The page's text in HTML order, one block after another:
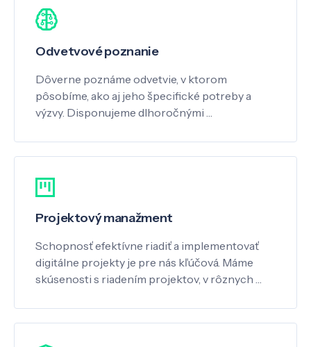
Odvetvové poznanie
Dôverne poznáme odvetvie, v ktorom
pôsobíme, ako aj jeho špecifické potreby a
výzvy. Disponujeme dlhoročnými …
Projektový manažment
Schopnosť efektívne riadiť a implementovať
digitálne projekty je pre nás kľúčová. Máme
skúsenosti s riadením projektov, v rôznych …